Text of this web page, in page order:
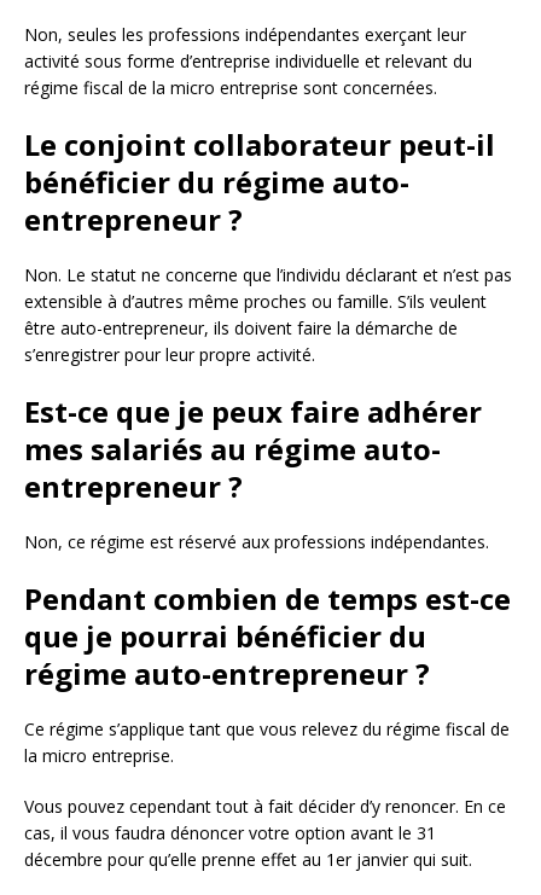
Non, seules les professions indépendantes exerçant leur
activité sous forme d’entreprise individuelle et relevant du
régime fiscal de la micro entreprise sont concernées.
Le conjoint collaborateur peut-il
bénéficier du régime auto-
entrepreneur ?
Non. Le statut ne concerne que l’individu déclarant et n’est pas
extensible à d’autres même proches ou famille. S’ils veulent
être auto-entrepreneur, ils doivent faire la démarche de
s’enregistrer pour leur propre activité.
Est-ce que je peux faire adhérer
mes salariés au régime auto-
entrepreneur ?
Non, ce régime est réservé aux professions indépendantes.
Pendant combien de temps est-ce
que je pourrai bénéficier du
régime auto-entrepreneur ?
Ce régime s’applique tant que vous relevez du régime fiscal de
la micro entreprise.
Vous pouvez cependant tout à fait décider d’y renoncer. En ce
cas, il vous faudra dénoncer votre option avant le 31
décembre pour qu’elle prenne effet au 1er janvier qui suit.